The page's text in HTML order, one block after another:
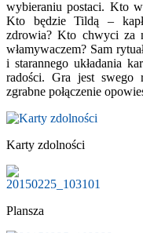
wybieraniu postaci. Kto
Kto będzie Tildą –
zdrowia? Kto chwyci za
włamywaczem? Sam
i starannego układania
radości. Gra jest swego
zgrabne połączenie
Karty zdolności
Plansza